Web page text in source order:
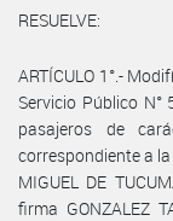
RESUELVE:
ARTÍCULO 1°.-
Servicio Público
pasajeros de
correspondiente a la
MIGUEL DE
firma GONZALEZ